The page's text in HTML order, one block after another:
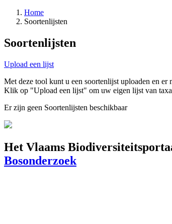
Home
Soortenlijsten
Soortenlijsten
Upload een lijst
Met deze tool kunt u een soortenlijst uploaden en er
Klik op "Upload een lijst" om uw eigen lijst van
Er zijn geen Soortenlijsten beschikbaar
Het Vlaams
Bosonderzoek